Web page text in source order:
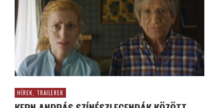
HÍREK, TRAILEREK